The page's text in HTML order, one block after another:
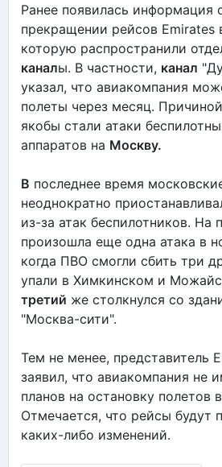
Ранее появилась информация
прекращении рейсов Emirates
которую распространили
каналы. В частности, канал
указал, что авиакомпания
полеты через месяц.
якобы стали атаки
аппаратов на Москву.
В последнее время
неоднократно
из-за атак беспилотников. На
произошла еще одна атака в
когда ПВО смогли сбить три
упали в Химкинском и
третий же столкнулся со
"Москва-сити".
Тем не менее, представитель
заявил, что авиакомпания не
планов на остановку полетов
Отмечается, что рейсы будут
каких-либо изменений.